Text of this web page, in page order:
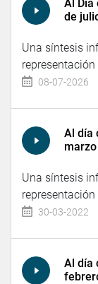
Al Día
de
Una síntesis
08-07-2026
Al día
Una síntesis
30-03-2022
Al día